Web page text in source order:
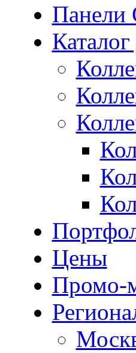
Панели
Цены
Промо-